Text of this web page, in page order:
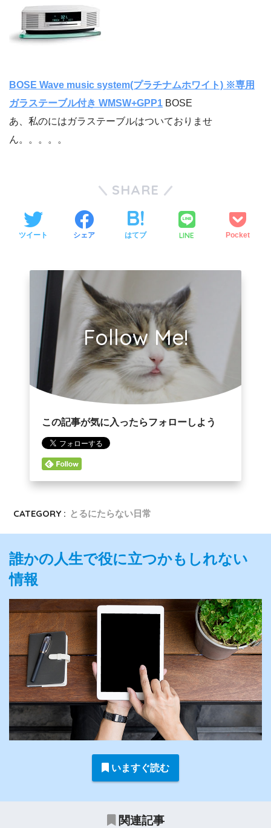
BOSE Wave music system(プラチナムホワイト) ※専用
ガラステーブル付き WMSW+GPP1 BOSE
あ、私のにはガラステーブルはついておりませ
ん。。。。。
SHARE
ツイート シェア はてブ LINE Pocket
Follow Me!
この記事が気に入ったらフォローしよう
CATEGORY : とるにたらない日常
誰かの人生で役に立つかもしれない
情報
いますぐ読む
関連記事